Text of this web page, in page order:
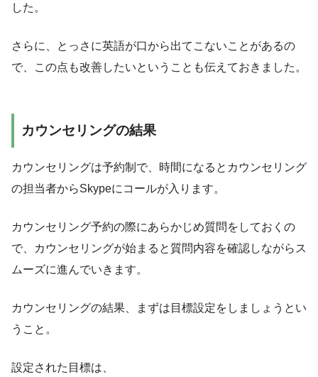
した。
さらに、とっさに英語が口から出てこないことがあるの
で、この点も改善したいということも伝えておきました。
カウンセリングの結果
カウンセリングは予約制で、時間になるとカウンセリング
の担当者からSkypeにコールが入ります。
カウンセリング予約の際にあらかじめ質問をしておくの
で、カウンセリングが始まると質問内容を確認しながらス
ムーズに進んでいきます。
カウンセリングの結果、まずは目標設定をしましょうとい
うこと。
設定された目標は、